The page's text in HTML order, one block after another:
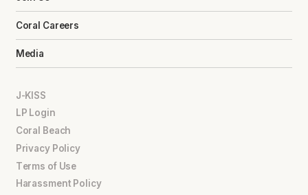
Coral Careers
Media
J-KISS
LP Login
Coral Beach
Privacy Policy
Terms of Use
Harassment Policy